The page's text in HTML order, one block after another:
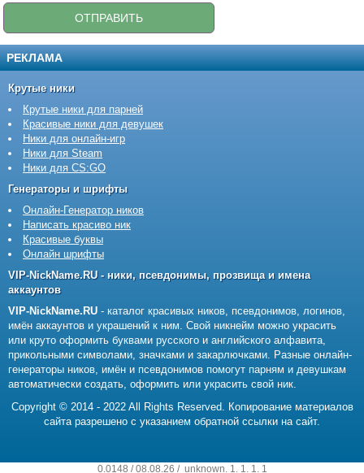
РЕКЛАМА
Крутые ники
Крутые ники для парней
Красивые ники для девушек
Ники для онлайн-игр
Ники для Steam
Ники для CS:GO
Генераторы и шрифты
Онлайн-Генератор ников
Написать красиво ник
Красивые буквы
Онлайн шрифты
VIP-NickName.RU - ники, псевдонимы, прозвища и имена
аккаунтов
VIP-NickName.RU - каталог красивых ников, псевдонимов, логинов,
имён аккаунтов и украшений к ним. Свой никнейм можно украсить
или круто оформить буквами русского и английского алфавита,
прикольными символами, значками и закарлючками. Разные онлайн-
генераторы ников, имён и псевдонимов помогут парням и девушкам
автоматически создать, оформить или украсить свой ник.
Copyright © 2014 - 2022 All Rights Reserved. Копирование материалов
сайта разрешено с указанием обратной ссылки на сайт.
0.0148 / 08.08.26 / unknown. 1. 1. 1. 1